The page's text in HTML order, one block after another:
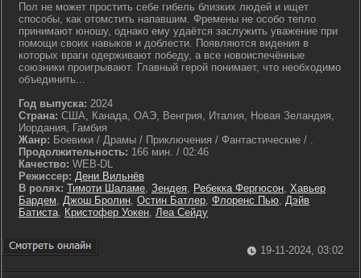
Пол не может простить себе гибель близких людей и ищет
способы, как отомстить напавшим. Фремены не особо тепло
принимают юношу, однако ему удаётся заслужить уважение при
помощи своих навыков и доблести. Появляются видения в
которых враги одерживают победу, а все новоиспечённые
союзники проигрывают. Главный герой понимает, что необходимо
объединить...
Год выпуска: 2024
Страна: США, Канада, ОАЭ, Венгрия, Италия, Новая Зеландия,
Иордания, Гамбия
Жанр: Боевики / Драмы / Приключения / Фантастические / .
Продолжительность: 166 мин. / 02:46
Качество: WEB-DL
Режиссер: Дени Вильнёв
В ролях: Тимоти Шаламе, Зендея, Ребекка Фергюсон, Хавьер
Бардем, Джош Бролин, Остин Батлер, Флоренс Пью, Дэйв
Батиста, Кристофер Уокен, Леа Сейду
19-11-2024, 03:02